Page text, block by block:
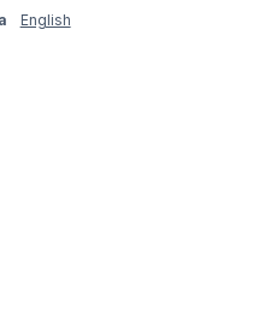
English